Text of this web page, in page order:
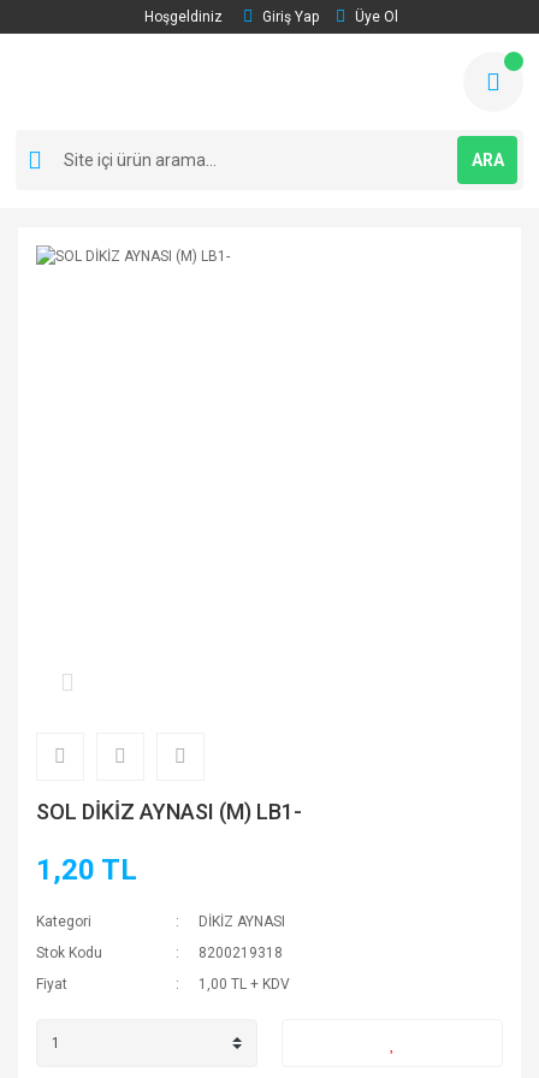
Hoşgeldiniz Giriş Yap Üye Ol
ARA
SOL DİKİZ AYNASI (M) LB1-
1,20 TL
Kategori
DİKİZ AYNASI
Stok Kodu
8200219318
Fiyat
1,00 TL + KDV